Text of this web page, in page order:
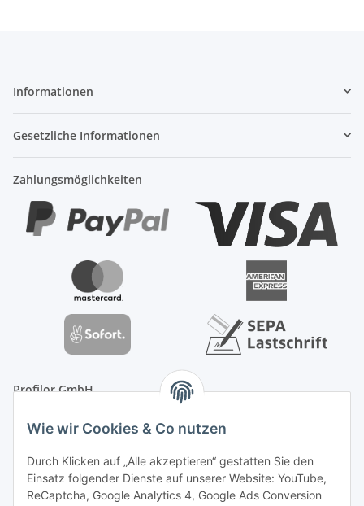
Informationen
Gesetzliche Informationen
Zahlungsmöglichkeiten
Profilor GmbH
OdF.Platz 2
16775 Löwenberger Land
Telefon: +49 (0) 33094-719-8719
E-Mail: info (ät) treppe99 (Punkt) de
Wie wir Cookies & Co nutzen
Durch Klicken auf „Alle akzeptieren“ gestatten Sie den
Einsatz folgender Dienste auf unserer Website: YouTube,
ReCaptcha, Google Analytics 4, Google Ads Conversion